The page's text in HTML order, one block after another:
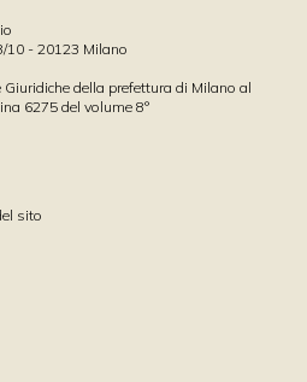
10 - 20123 Milano
della prefettura di Milano al
6275 del volume 8°
sito